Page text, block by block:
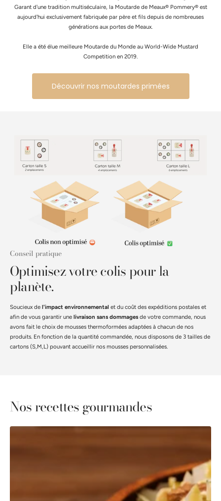
Garant d'une tradition multiséculaire, la Moutarde de Meaux® Pommery® est
aujourd'hui exclusivement fabriquée par père et fils depuis de nombreuses
générations aux portes de Meaux.
Elle a été élue meilleure Moutarde du Monde au World-Wide Mustard
Competition en 2019.
Découvrir nos moutardes primées
Conseil pratique
Optimisez votre colis pour la
planète.
Soucieux de l'impact environnemental et du coût des expéditions postales et
afin de vous garantir une livraison sans dommages de votre commande, nous
avons fait le choix de mousses thermoformées adaptées à chacun de nos
produits. En fonction de la quantité commandée, nous disposons de 3 tailles de
cartons (S,M,L) pouvant accueillir nos mousses personnalisées.
Nos recettes gourmandes